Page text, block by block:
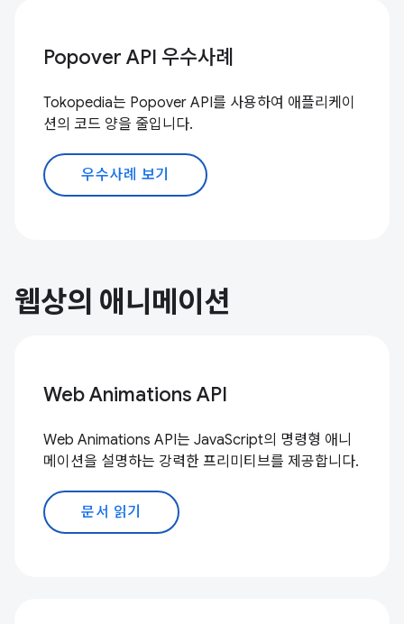
Popover API 우수사례
Tokopedia는 Popover API를 사용하여 애플리케이
션의 코드 양을 줄입니다.
우수사례 보기
웹상의 애니메이션
Web Animations API
Web Animations API는 JavaScript의 명령형 애니
메이션을 설명하는 강력한 프리미티브를 제공합니다.
문서 읽기